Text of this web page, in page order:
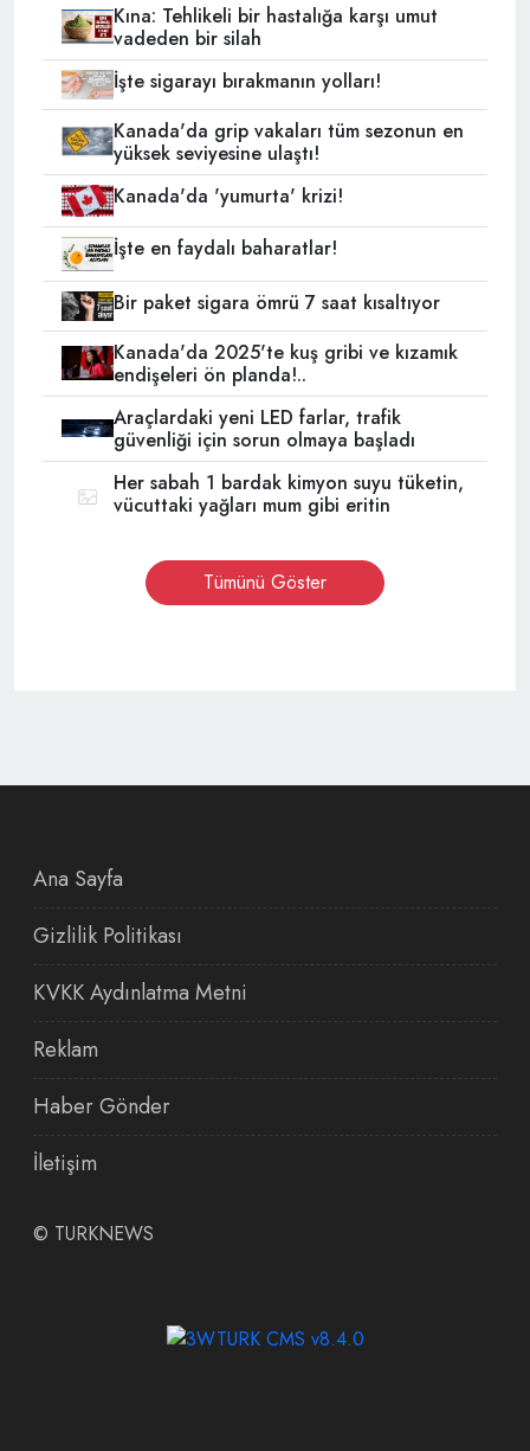
Kına: Tehlikeli bir hastalığa karşı umut
vadeden bir silah
İşte sigarayı bırakmanın yolları!
Kanada'da grip vakaları tüm sezonun en
yüksek seviyesine ulaştı!
Kanada'da 'yumurta' krizi!
İşte en faydalı baharatlar!
Bir paket sigara ömrü 7 saat kısaltıyor
Kanada'da 2025'te kuş gribi ve kızamık
endişeleri ön planda!..
Araçlardaki yeni LED farlar, trafik
güvenliği için sorun olmaya başladı
Her sabah 1 bardak kimyon suyu tüketin,
vücuttaki yağları mum gibi eritin
Tümünü Göster
Ana Sayfa
Gizlilik Politikası
KVKK Aydınlatma Metni
Reklam
Haber Gönder
İletişim
© TURKNEWS